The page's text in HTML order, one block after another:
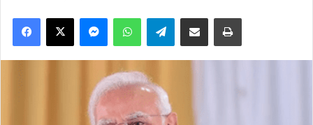
Facebook
X MessengerWhatsAppTelegramShare via Email Print